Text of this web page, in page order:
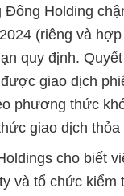
Đông Holding
(riêng và
quy định.
giao dịch
phương thức
giao dịch thỏa
cho biết
và tổ chức kiểm